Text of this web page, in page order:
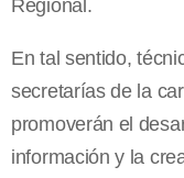
Regional.
En tal sentido,
secretarías de la
promoverán el
información y la